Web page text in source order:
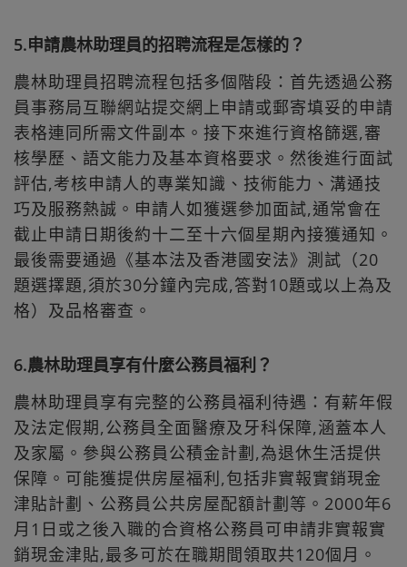
5.申請農林助理員的招聘流程是怎樣的？
農林助理員招聘流程包括多個階段：首先透過公務
員事務局互聯網站提交網上申請或郵寄填妥的申請
表格連同所需文件副本。接下來進行資格篩選,審
核學歷、語文能力及基本資格要求。然後進行面試
評估,考核申請人的專業知識、技術能力、溝通技
巧及服務熱誠。申請人如獲選參加面試,通常會在
截止申請日期後約十二至十六個星期內接獲通知。
最後需要通過《基本法及香港國安法》測試（20
題選擇題,須於30分鐘內完成,答對10題或以上為及
格）及品格審查。
6.農林助理員享有什麼公務員福利？
農林助理員享有完整的公務員福利待遇：有薪年假
及法定假期,公務員全面醫療及牙科保障,涵蓋本人
及家屬。參與公務員公積金計劃,為退休生活提供
保障。可能獲提供房屋福利,包括非實報實銷現金
津貼計劃、公務員公共房屋配額計劃等。2000年6
月1日或之後入職的合資格公務員可申請非實報實
銷現金津貼,最多可於在職期間領取共120個月。